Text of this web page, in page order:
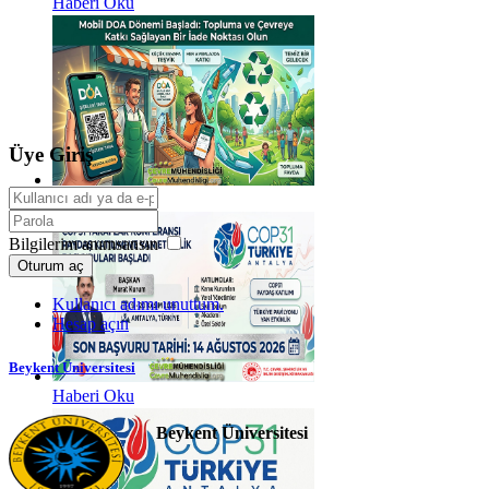
Haberi Oku
Haberi Oku
Üye Giriş
Bilgilerim anımsansın
Oturum aç
Kullanıcı adımı unuttum.
Hesap açın
Beykent Üniversitesi
Beykent Üniversitesi